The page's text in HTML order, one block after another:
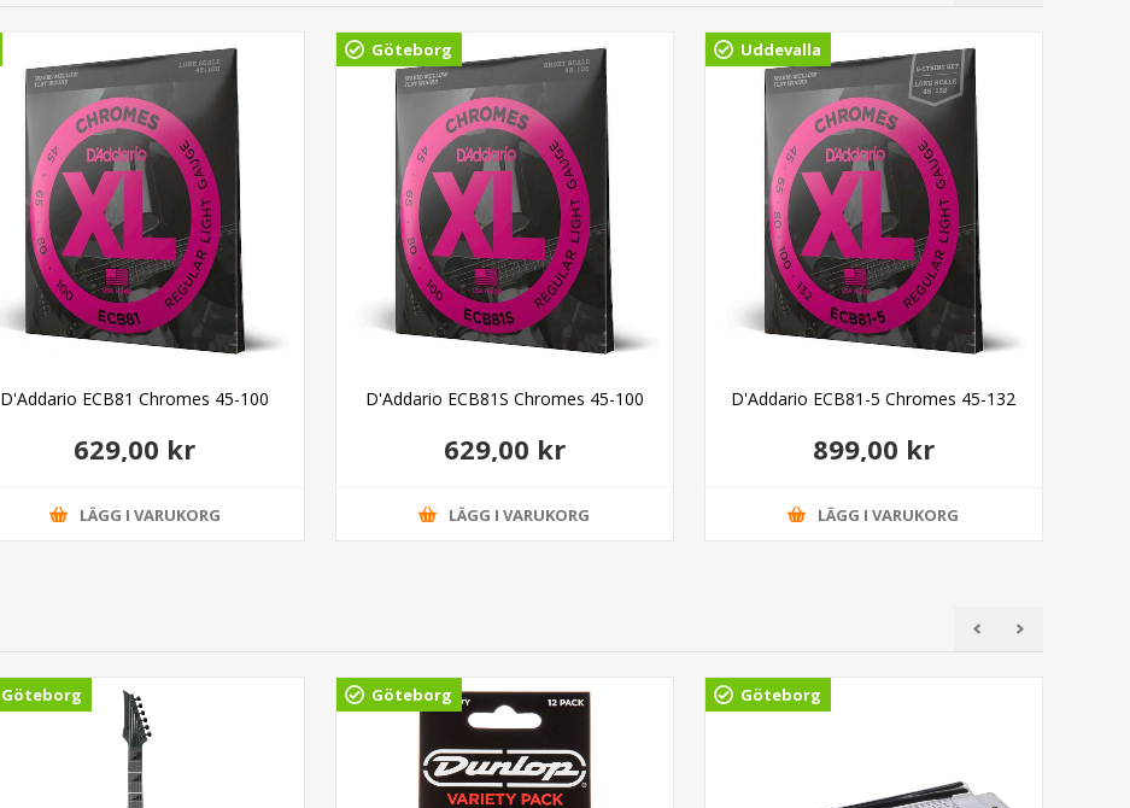
D'Addario ECB81 Chromes 45-100
629,00 kr
LÄGG I VARUKORG
Göteborg
D'Addario ECB81S Chromes 45-100
629,00 kr
LÄGG I VARUKORG
Uddevalla
D'Addario ECB81-5 Chromes 45-132
899,00 kr
LÄGG I VARUKORG
Göteborg Göteborg Göteborg